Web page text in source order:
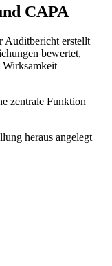
CAPA
Auditbericht erstellt
bewertet,
Wirksamkeit
zentrale Funktion
heraus angelegt